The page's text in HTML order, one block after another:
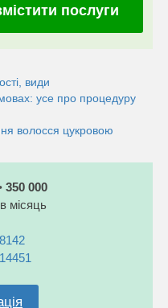
послуги
види
усе про процедуру
волосся цукровою
350 000
місяць
8142
14451